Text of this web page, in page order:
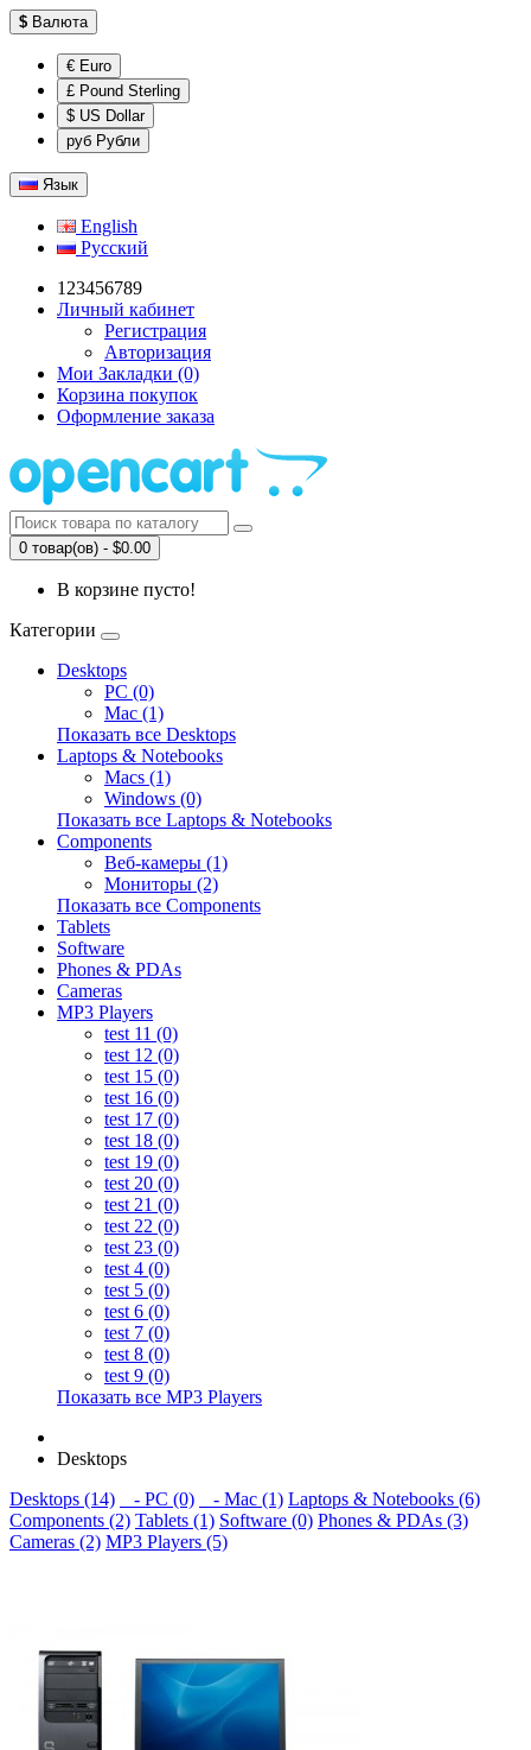
$ Валюта
€ Euro
£ Pound Sterling
$ US Dollar
руб Рубли
Язык
English
Русский
123456789
Личный кабинет
Регистрация
Авторизация
Мои Закладки (0)
Корзина покупок
Оформление заказа
0 товар(ов) - $0.00
В корзине пусто!
Категории
Desktops
PC (0)
Mac (1)
Показать все Desktops
Laptops & Notebooks
Macs (1)
Windows (0)
Показать все Laptops & Notebooks
Components
Веб-камеры (1)
Мониторы (2)
Показать все Components
Tablets
Software
Phones & PDAs
Cameras
MP3 Players
test 11 (0)
test 12 (0)
test 15 (0)
test 16 (0)
test 17 (0)
test 18 (0)
test 19 (0)
test 20 (0)
test 21 (0)
test 22 (0)
test 23 (0)
test 4 (0)
test 5 (0)
test 6 (0)
test 7 (0)
test 8 (0)
test 9 (0)
Показать все MP3 Players
Desktops
Desktops (14)
- PC (0) - Mac (1) Laptops & Notebooks (6)
Components (2) Tablets (1) Software (0) Phones & PDAs (3)
Cameras (2) MP3 Players (5)